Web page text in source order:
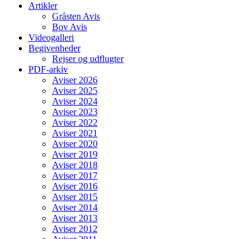
Artikler
Gråsten Avis
Bov Avis
Videogalleri
Begivenheder
Rejser og udflugter
PDF-arkiv
Aviser 2026
Aviser 2025
Aviser 2024
Aviser 2023
Aviser 2022
Aviser 2021
Aviser 2020
Aviser 2019
Aviser 2018
Aviser 2017
Aviser 2016
Aviser 2015
Aviser 2014
Aviser 2013
Aviser 2012